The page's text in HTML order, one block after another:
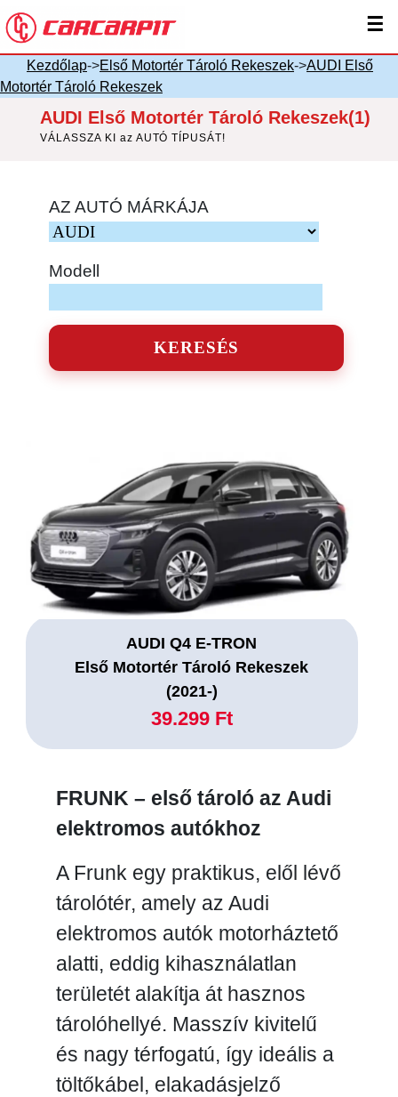
☰
Kezdőlap->Első Motortér Tároló Rekeszek->AUDI Első
Motortér Tároló Rekeszek
AUDI Első Motortér Tároló Rekeszek(1)
VÁLASSZA KI az AUTÓ TÍPUSÁT!
AZ AUTÓ MÁRKÁJA
Modell
KERESÉS
AUDI Q4 E-TRON
Első Motortér Tároló Rekeszek
(2021-)
39.299 Ft
FRUNK – első tároló az Audi
elektromos autókhoz
A Frunk egy praktikus, elől lévő
tárolótér, amely az Audi
elektromos autók motorháztető
alatti, eddig kihasználatlan
területét alakítja át hasznos
tárolóhellyé. Masszív kivitelű
és nagy térfogatú, így ideális a
töltőkábel, elakadásjelző